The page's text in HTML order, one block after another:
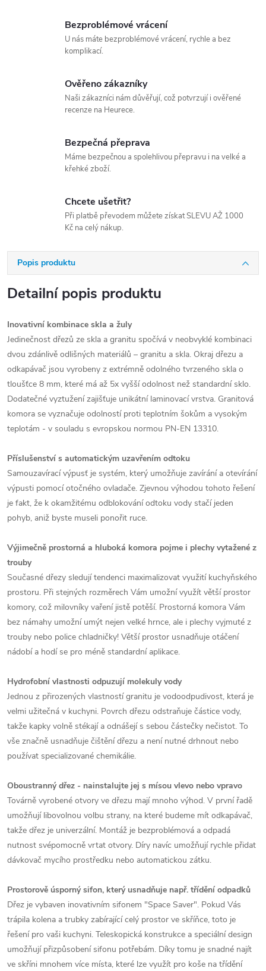
Bezproblémové vrácení
U nás máte bezproblémové vrácení, rychle a bez
komplikací.
Ověřeno zákazníky
Naši zákazníci nám důvěřují, což potvrzují i ověřené
recenze na Heurece.
Bezpečná přeprava
Máme bezpečnou a spolehlivou přepravu i na velké a
křehké zboží.
Chcete ušetřit?
Při platbě převodem můžete získat SLEVU AŽ 1000
Kč na celý nákup.
Popis produktu
Detailní popis produktu
Inovativní kombinace skla a žuly
Jedinečnost dřezů ze skla a granitu spočívá v neobvyklé kombinaci
dvou zdánlivě odlišných materiálů – granitu a skla. Okraj dřezu a
odkapávač jsou vyrobeny z extrémně odolného tvrzeného skla o
tloušťce 8 mm, které má až 5x vyšší odolnost než standardní sklo.
Dodatečné vyztužení zajišťuje unikátní laminovací vrstva. Granitová
komora se vyznačuje odolností proti teplotním šokům a vysokým
teplotám - v souladu s evropskou normou PN-EN 13310.
Příslušenství s automatickým uzavřením odtoku
Samouzavírací výpusť je systém, který umožňuje zavírání a otevírání
výpusti pomocí otočného ovladače. Zjevnou výhodou tohoto řešení
je fakt, že k okamžitému odblokování odtoku vody stačí jeden
pohyb, aniž byste museli ponořit ruce.
Výjimečně prostorná a hluboká komora pojme i plechy vytažené z
trouby
Současné dřezy sledují tendenci maximalizovat využití kuchyňského
prostoru. Při stejných rozměrech Vám umožní využít větší prostor
komory, což milovníky vaření jistě potěší. Prostorná komora Vám
bez námahy umožní umýt nejen velké hrnce, ale i plechy vyjmuté z
trouby nebo police chladničky! Větší prostor usnadňuje otáčení
nádobí a hodí se pro méně standardní aplikace.
Hydrofobní vlastnosti odpuzují molekuly vody
Jednou z přirozených vlastností granitu je vodoodpudivost, která je
velmi užitečná v kuchyni. Povrch dřezu odstraňuje částice vody,
takže kapky volně stékají a odnášejí s sebou částečky nečistot. To
vše značně usnadňuje čištění dřezu a není nutné drhnout nebo
používat specializované chemikálie.
Oboustranný dřez - nainstalujte jej s mísou vlevo nebo vpravo
Továrně vyrobené otvory ve dřezu mají mnoho výhod. V první řadě
umožňují libovolnou volbu strany, na které budeme mít odkapávač,
takže dřez je univerzální. Montáž je bezproblémová a odpadá
nutnost svépomocně vrtat otvory. Díry navíc umožňují rychle přidat
dávkovač mycího prostředku nebo automatickou zátku.
Prostorově úsporný sifon, který usnadňuje např. třídění odpadků
Dřez je vybaven inovativním sifonem "Space Saver". Pokud Vás
trápila kolena a trubky zabírající celý prostor ve skříňce, toto je
řešení pro vaši kuchyni. Teleskopická konstrukce a speciální design
umožňují přizpůsobení sifonu potřebám. Díky tomu je snadné najít
ve skříni mnohem více místa, které lze využít pro koše na třídění